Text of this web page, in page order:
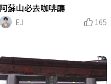
阿蘇山必去咖啡廳
EJ
165